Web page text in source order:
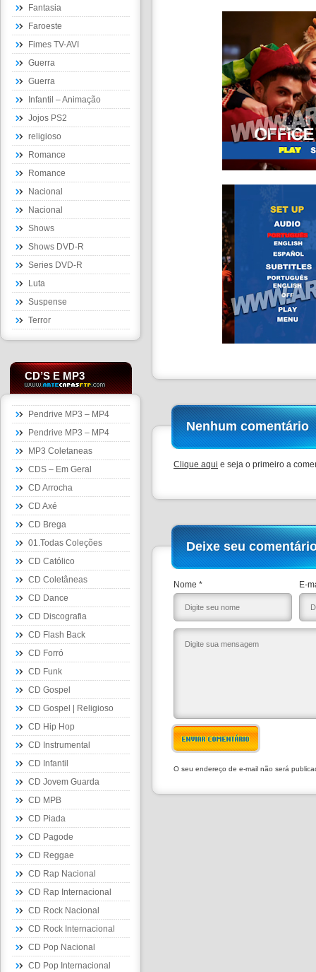
Fantasia
Faroeste
Fimes TV-AVI
Guerra
Guerra
Infantil – Animação
Jojos PS2
religioso
Romance
Romance
Nacional
Nacional
Shows
Shows DVD-R
Series DVD-R
Luta
Suspense
Terror
CD’S E MP3
Pendrive MP3 – MP4
Pendrive MP3 – MP4
MP3 Coletaneas
CDS – Em Geral
CD Arrocha
CD Axé
CD Brega
01.Todas Coleções
CD Católico
CD Coletâneas
CD Dance
CD Discografia
CD Flash Back
CD Forró
CD Funk
CD Gospel
CD Gospel | Religioso
CD Hip Hop
CD Instrumental
CD Infantil
CD Jovem Guarda
CD MPB
CD Piada
CD Pagode
CD Reggae
CD Rap Nacional
CD Rap Internacional
CD Rock Nacional
CD Rock Internacional
CD Pop Nacional
CD Pop Internacional
Nenhum comentário
Clique aqui e seja o primeiro a
Deixe seu
Nome * E-
ENVIAR COMENTÁRIO
O seu endereço de e-mail não será